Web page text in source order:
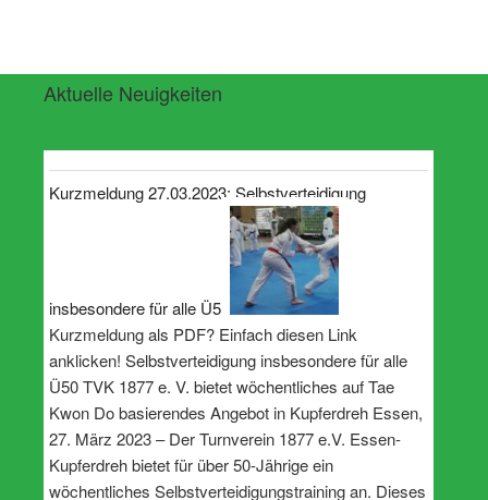
Aktuelle Neuigkeiten
Kurzmeldung 27.03.2023: Selbstverteidigung
insbesondere für alle Ü50
Kurzmeldung als PDF? Einfach diesen Link
anklicken! Selbstverteidigung insbesondere für alle
Ü50 TVK 1877 e. V. bietet wöchentliches auf Tae
Kwon Do basierendes Angebot in Kupferdreh Essen,
27. März 2023 – Der Turnverein 1877 e.V. Essen-
Kupferdreh bietet für über 50-Jährige ein
wöchentliches Selbstverteidigungstraining an. Dieses